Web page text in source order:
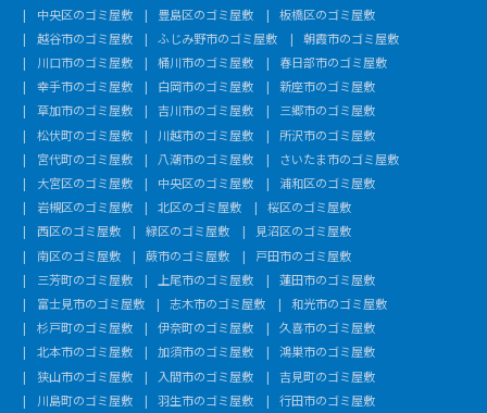
中央区のゴミ屋敷
豊島区のゴミ屋敷
板橋区のゴミ屋敷
越谷市のゴミ屋敷
ふじみ野市のゴミ屋敷
朝霞市のゴミ屋敷
川口市のゴミ屋敷
桶川市のゴミ屋敷
春日部市のゴミ屋敷
幸手市のゴミ屋敷
白岡市のゴミ屋敷
新座市のゴミ屋敷
草加市のゴミ屋敷
吉川市のゴミ屋敷
三郷市のゴミ屋敷
松伏町のゴミ屋敷
川越市のゴミ屋敷
所沢市のゴミ屋敷
宮代町のゴミ屋敷
八潮市のゴミ屋敷
さいたま市のゴミ屋敷
大宮区のゴミ屋敷
中央区のゴミ屋敷
浦和区のゴミ屋敷
岩槻区のゴミ屋敷
北区のゴミ屋敷
桜区のゴミ屋敷
西区のゴミ屋敷
緑区のゴミ屋敷
見沼区のゴミ屋敷
南区のゴミ屋敷
蕨市のゴミ屋敷
戸田市のゴミ屋敷
三芳町のゴミ屋敷
上尾市のゴミ屋敷
蓮田市のゴミ屋敷
富士見市のゴミ屋敷
志木市のゴミ屋敷
和光市のゴミ屋敷
杉戸町のゴミ屋敷
伊奈町のゴミ屋敷
久喜市のゴミ屋敷
北本市のゴミ屋敷
加須市のゴミ屋敷
鴻巣市のゴミ屋敷
狭山市のゴミ屋敷
入間市のゴミ屋敷
吉見町のゴミ屋敷
川島町のゴミ屋敷
羽生市のゴミ屋敷
行田市のゴミ屋敷